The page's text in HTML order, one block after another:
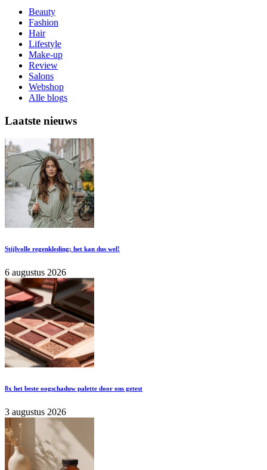
Beauty
Fashion
Hair
Lifestyle
Make-up
Review
Salons
Webshop
Alle blogs
Laatste nieuws
Stijlvolle regenkleding; het kan dus wel!
6 augustus 2026
8x het beste oogschaduw palette door ons getest
3 augustus 2026